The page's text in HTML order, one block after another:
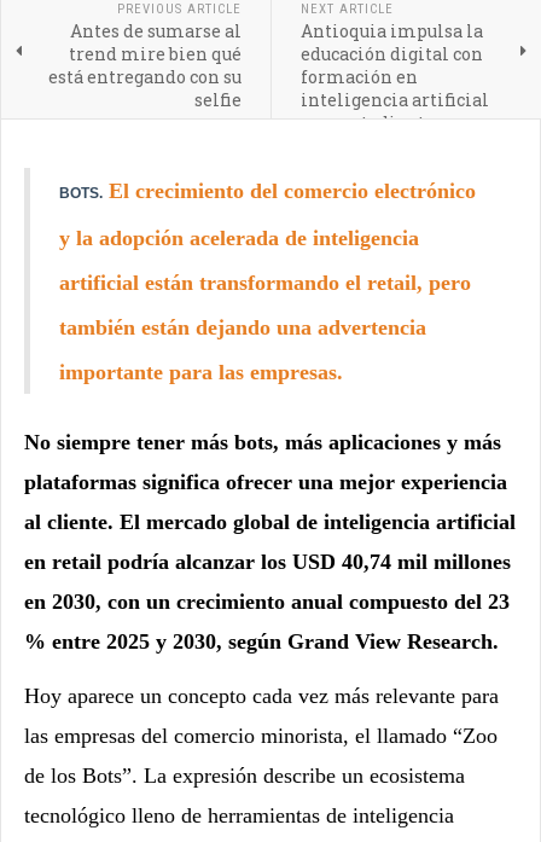
PREVIOUS ARTICLE
Antes de sumarse al
trend mire bien qué
está entregando con su
selfie
NEXT ARTICLE
Antioquia impulsa la
educación digital con
formación en
inteligencia artificial
para estudiantes y
BOTS. El crecimiento del comercio electrónico
y la adopción acelerada de inteligencia
artificial están transformando el retail, pero
también están dejando una advertencia
importante para las empresas.
No siempre tener más bots, más aplicaciones y más
plataformas significa ofrecer una mejor experiencia
al cliente. El mercado global de inteligencia artificial
en retail podría alcanzar los USD 40,74 mil millones
en 2030, con un crecimiento anual compuesto del 23
% entre 2025 y 2030, según Grand View Research.
Hoy aparece un concepto cada vez más relevante para
las empresas del comercio minorista, el llamado “Zoo
de los Bots”. La expresión describe un ecosistema
tecnológico lleno de herramientas de inteligencia